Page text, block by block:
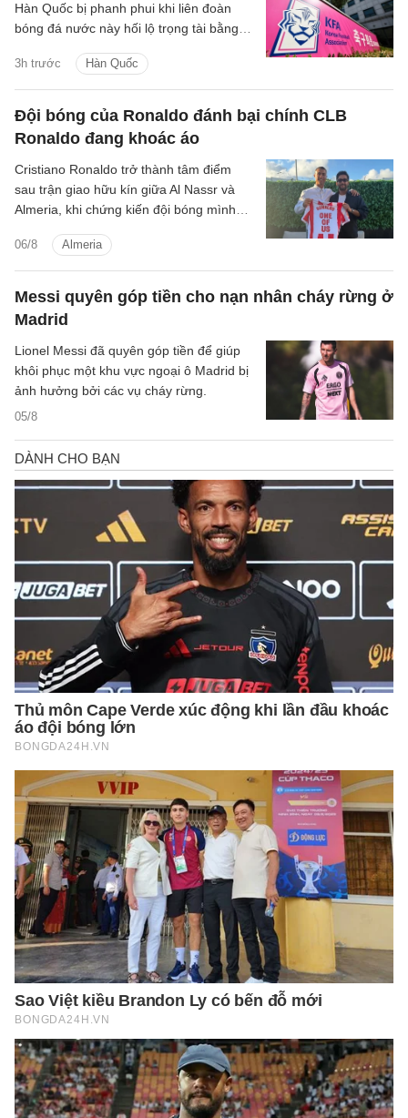
3h trước Hàn Quốc
Hàn Quốc bị phanh phui khi liên đoàn
bóng đá nước này hối lộ trọng tài bằng
Đội bóng của Ronaldo đánh bại chính CLB
Ronaldo đang khoác áo
06/8 Almeria
Cristiano Ronaldo trở thành tâm điểm
sau trận giao hữu kín giữa Al Nassr và
Almeria, khi chứng kiến đội bóng mình
quản.
Messi quyên góp tiền cho nạn nhân cháy rừng ở
Madrid
05/8
Lionel Messi đã quyên góp tiền để giúp
khôi phục một khu vực ngoại ô Madrid bị
ảnh hưởng bởi các vụ cháy rừng.